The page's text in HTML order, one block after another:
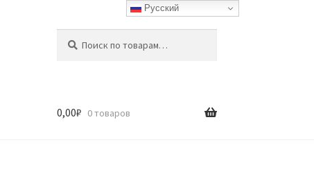
0,00₽ 0 товаров
Русский